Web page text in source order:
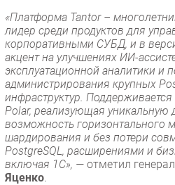
«Платформа Tantor –
лидер среди продуктов для
корпоративными СУБД, и в
акцент на улучшениях ИИ-
эксплуатационной аналитики и
администрирования крупных
инфраструктур.
Polar, реализующая уникальную
возможность горизонтального
шардирования и без потери
PostgreSQL, расширениями и
включая 1С», — отметил
Яценко